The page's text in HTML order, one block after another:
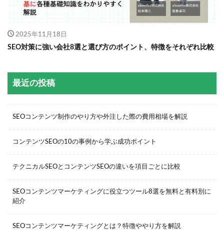
2025年11月18日
SEO対策に強い会社8選と選び方のポイント、特徴をそれぞれ比較
最近の投稿
SEOコンテンツ制作のやり方や外注した際の費用相場を解説
コンテンツSEOの10の事例から学ぶ成功ポイント
テクニカルSEOとコンテンツSEOの違いを項目ごとに比較
SEOコンテンツマーケティングに役立つツール8選を無料と有料別に
紹介
SEOコンテンツマーケティングとは？特徴ややり方を解説